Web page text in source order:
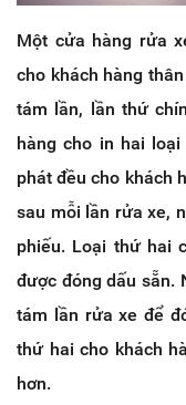
Một cửa hàng rửa
cho khách hàng
tám lần, lần thứ
hàng cho in hai
phát đều cho khách
sau mỗi lần rửa xe,
phiếu. Loại thứ hai
được đóng dấu sẵn.
tám lần rửa xe để
thứ hai cho khách
hơn.